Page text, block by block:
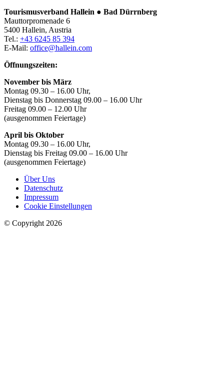
Tourismusverband Hallein ● Bad Dürrnberg
Mauttorpromenade 6
5400 Hallein, Austria
Tel.: +43 6245 85 394
E-Mail: office@hallein.com
Öffnungszeiten:
November bis März
Montag 09.30 – 16.00 Uhr,
Dienstag bis Donnerstag 09.00 – 16.00 Uhr
Freitag 09.00 – 12.00 Uhr
(ausgenommen Feiertage)
April bis Oktober
Montag 09.30 – 16.00 Uhr,
Dienstag bis Freitag 09.00 – 16.00 Uhr
(ausgenommen Feiertage)
Über Uns
Datenschutz
Impressum
Cookie Einstellungen
© Copyright 2026